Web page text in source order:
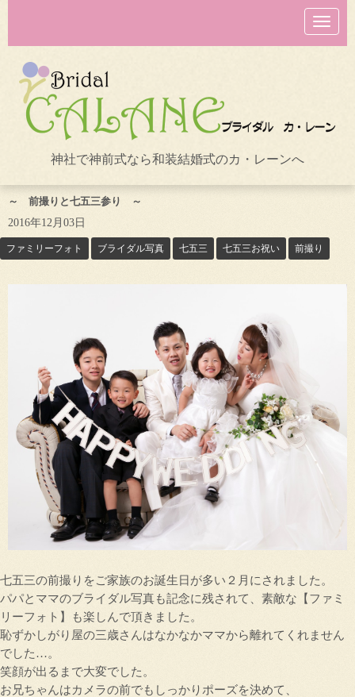
N
a
v
o
n
神社で神前式なら和装結婚式のカ・レーンへ
～ 前撮りと七五三参り ～
2016年12月03日
ファミリーフォト ブライダル写真 七五三 七五三お祝い 前撮り
七五三の前撮りをご家族のお誕生日が多い２月にされました。
パパとママのブライダル写真も記念に残されて、素敵な【ファミ
リーフォト】も楽しんで頂きました。
恥ずかしがり屋の三歳さんはなかなかママから離れてくれません
でした…。
笑顔が出るまで大変でした。
お兄ちゃんはカメラの前でもしっかりポーズを決めて、